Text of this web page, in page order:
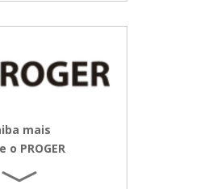
mais
o PROGER